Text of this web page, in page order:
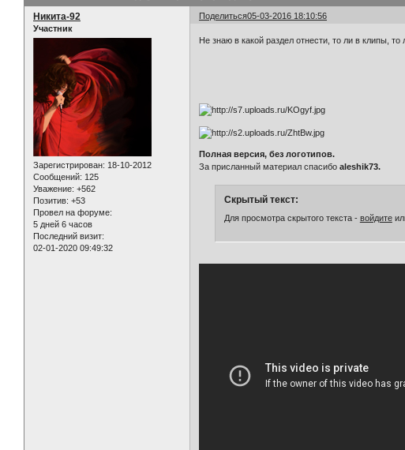
Поделиться05-03-2016 18:10:56
Никита-92
Участник
Зарегистрирован: 18-10-2012
Сообщений: 125
Уважение: +562
Позитив: +53
Провел на форуме:
5 дней 6 часов
Последний визит:
02-01-2020 09:49:32
Не знаю в какой раздел отнести, то ли в клипы,
Полная версия, без логотипов.
За присланный материал спасибоaleshik73.
Скрытый текст:
Для просмотра скрытого текста - войдите